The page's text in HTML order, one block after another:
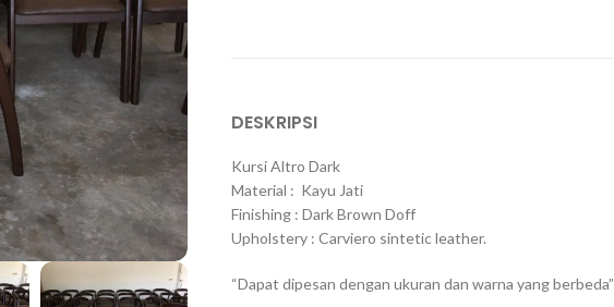
DESKRIPSI
Kursi Altro Dark
Material : Kayu Jati
Finishing : Dark Brown Doff
Upholstery : Carviero sintetic leather.
“Dapat dipesan dengan ukuran dan warna yang berbeda”